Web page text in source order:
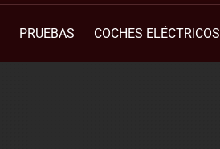
PRUEBAS COCHES ELÉCTRICOS